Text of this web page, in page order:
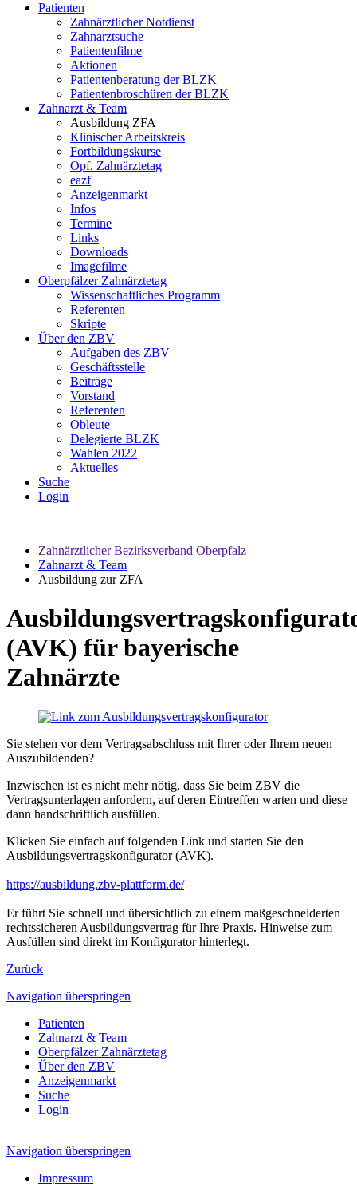
Patienten
Zahnärztlicher Notdienst
Zahnarztsuche
Patientenfilme
Aktionen
Patientenberatung der BLZK
Patientenbroschüren der BLZK
Zahnarzt & Team
Ausbildung ZFA
Klinischer Arbeitskreis
Fortbildungskurse
Opf. Zahnärztetag
eazf
Anzeigenmarkt
Infos
Termine
Links
Downloads
Imagefilme
Oberpfälzer Zahnärztetag
Wissenschaftliches Programm
Referenten
Skripte
Über den ZBV
Aufgaben des ZBV
Geschäftsstelle
Beiträge
Vorstand
Referenten
Obleute
Delegierte BLZK
Wahlen 2022
Aktuelles
Suche
Login
Zahnärztlicher Bezirksverband Oberpfalz
Zahnarzt & Team
Ausbildung zur ZFA
(AVK) für bayerische
Zahnärzte
Sie stehen vor dem Vertragsabschluss mit Ihrer oder Ihrem neuen
Auszubildenden?
Inzwischen ist es nicht mehr nötig, dass Sie beim ZBV die
Vertragsunterlagen anfordern, auf deren Eintreffen warten und diese
dann handschriftlich ausfüllen.
Klicken Sie einfach auf folgenden Link und starten Sie den
Ausbildungsvertragskonfigurator (AVK).
https://ausbildung.zbv-plattform.de/
Er führt Sie schnell und übersichtlich zu einem maßgeschneiderten
rechtssicheren Ausbildungsvertrag für Ihre Praxis. Hinweise zum
Ausfüllen sind direkt im Konfigurator hinterlegt.
Zurück
Navigation überspringen
Patienten
Zahnarzt & Team
Oberpfälzer Zahnärztetag
Über den ZBV
Anzeigenmarkt
Suche
Login
Navigation überspringen
Impressum